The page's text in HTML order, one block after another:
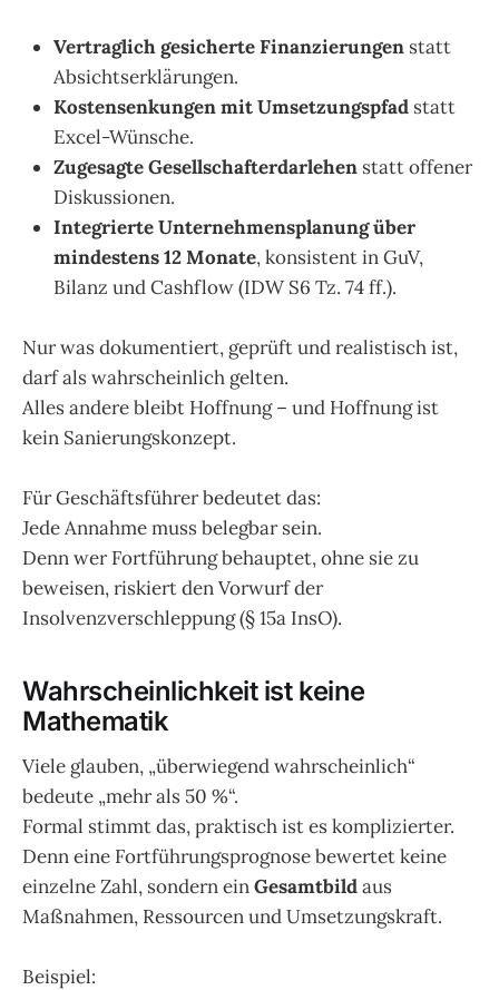
Vertraglich gesicherte Finanzierungen statt
Absichtserklärungen.
Kostensenkungen mit Umsetzungspfad statt
Excel-Wünsche.
Zugesagte Gesellschafterdarlehen statt offener
Diskussionen.
Integrierte Unternehmensplanung über
mindestens 12 Monate, konsistent in GuV,
Bilanz und Cashflow (IDW S6 Tz. 74 ff.).
Nur was dokumentiert, geprüft und realistisch ist,
darf als wahrscheinlich gelten.
Alles andere bleibt Hoffnung – und Hoffnung ist
kein Sanierungskonzept.
Für Geschäftsführer bedeutet das:
Jede Annahme muss belegbar sein.
Denn wer Fortführung behauptet, ohne sie zu
beweisen, riskiert den Vorwurf der
Insolvenzverschleppung (§ 15a InsO).
Wahrscheinlichkeit ist keine
Mathematik
Viele glauben, „überwiegend wahrscheinlich“
bedeute „mehr als 50 %“.
Formal stimmt das, praktisch ist es komplizierter.
Denn eine Fortführungsprognose bewertet keine
einzelne Zahl, sondern einGesamtbildaus
Maßnahmen, Ressourcen und Umsetzungskraft.
Beispiel: